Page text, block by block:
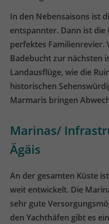
In den Nebensaisons ist
entspannter. Dann ist die
perfektes Familienrevier.
Badebucht zur nächsten
Landausflüge, wie die
historischen
Marmaris bringen
Marinas/
Ägäis
An der gesamten Küste
weit entwickelt. Die
sehr gute
den Yachthäfen gibt es